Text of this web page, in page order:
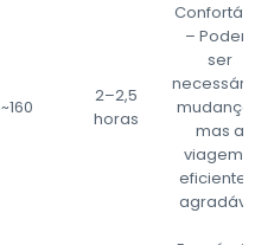
~160
2–2,5
horas
– Podem
ser
mas a
viagem
eficiente